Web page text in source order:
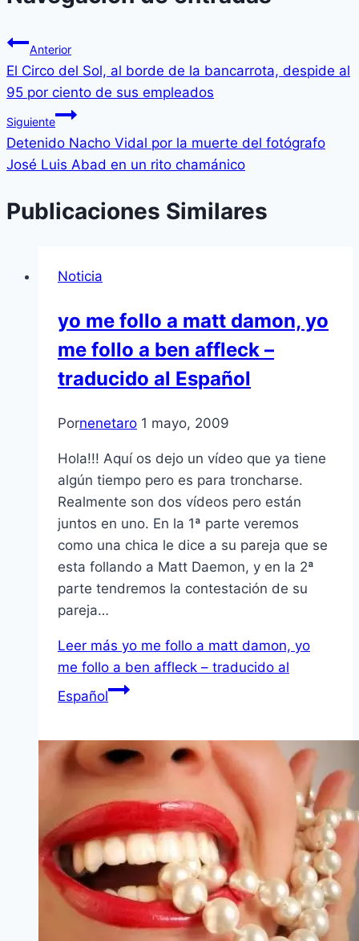
Anterior
El Circo del Sol, al borde de la bancarrota, despide al
95 por ciento de sus empleados
Siguiente
Detenido Nacho Vidal por la muerte del fotógrafo
José Luis Abad en un rito chamánico
Publicaciones Similares
Noticia
yo me follo a matt damon, yo
me follo a ben affleck –
traducido al Español
Pornenetaro 1 mayo, 2009
Hola!!! Aquí­ os dejo un ví­deo que ya tiene
algún tiempo pero es para troncharse.
Realmente son dos ví­deos pero están
juntos en uno. En la 1ª parte veremos
como una chica le dice a su pareja que se
esta follando a Matt Daemon, y en la 2ª
parte tendremos la contestación de su
pareja…
Leer más yo me follo a matt damon, yo
me follo a ben affleck – traducido al
Español